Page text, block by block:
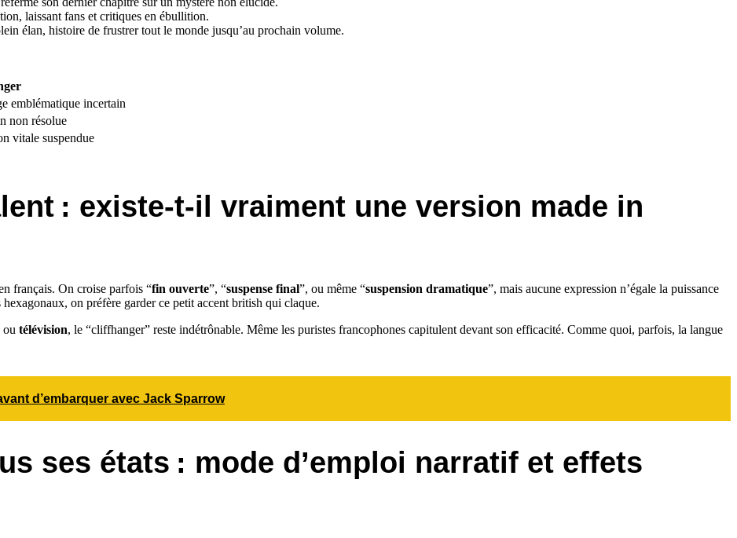
laissant fans et critiques en ébullition.
élan, histoire de frustrer tout le monde jusqu’au prochain volume.
emblématique incertain
non résolue
vitale suspendue
: existe-t-il vraiment une version made in
français. On croise parfois “fin ouverte”, “suspense final”, ou même “suspension dramatique”, mais aucune expression n’égale la puissance
on préfère garder ce petit accent british qui claque.
ou télévision, le “cliffhanger” reste indétrônable. Même les puristes francophones capitulent devant son efficacité. Comme quoi, parfois, la langue
d’embarquer avec Jack Sparrow
ses états : mode d’emploi narratif et effets